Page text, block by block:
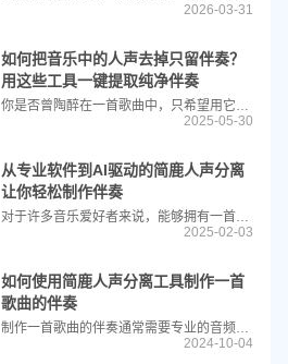
2026-03-31
如何把音乐中的人声去掉只留伴奏？
用这些工具一键提取纯净伴奏
2025-05-30
从专业软件到AI驱动的简鹿人声分离
让你轻松制作伴奏
2025-02-03
如何使用简鹿人声分离工具制作一首
歌曲的伴奏
2024-10-04